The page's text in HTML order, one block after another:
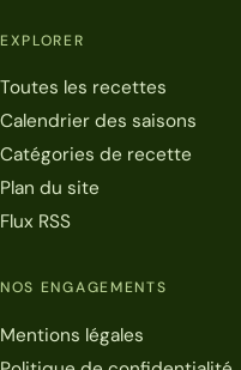
EXPLORER
Toutes les recettes
Calendrier des saisons
Catégories de recette
Plan du site
Flux RSS
NOS ENGAGEMENTS
Mentions légales